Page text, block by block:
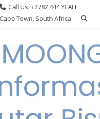
Call Us: +2782 444 YEAH
Cape Town, South Africa